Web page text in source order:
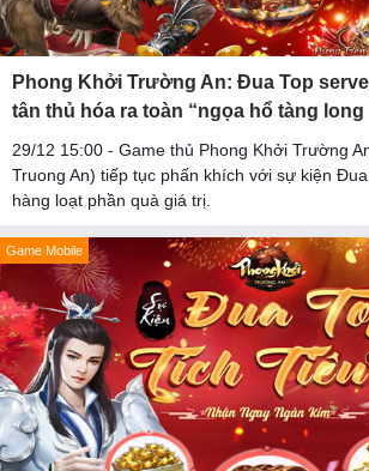
Phong Khởi Trường An: Đua Top
tân thủ hóa ra toàn “ngọa hổ tàng long
29/12 15:00 - Game thủ Phong Khởi Trường
Truong An) tiếp tục phấn khích với sự kiện
hàng loạt phần quà giá trị.
Game Mobile